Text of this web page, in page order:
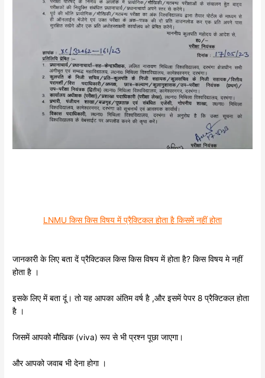
LNMU किस किस विषय में प्रैक्टिकल होता है किसमें नहीं होता
जानकारी के लिए बता दें प्रैक्टिकल किस किस विषय में होता है? किस विषय मे नहीं
होता है ।
इसके लिए में बता दूं। तो यह आपका अंतिम वर्ष है ,और इसमें पेपर 8 प्रैक्टिकल होता
है ।
जिसमें आपको मौखिक (viva) रूप से भी प्रश्न पूछा जाएगा।
और आपको जवाब भी देना होगा ।